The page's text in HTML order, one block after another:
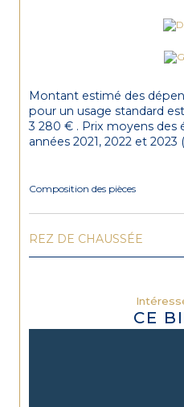
Montant estimé des
pour un usage standard
3 280 € . Prix moyens des
années 2021, 2022 et
Composition des pièces
REZ DE CHAUSSÉE
CE